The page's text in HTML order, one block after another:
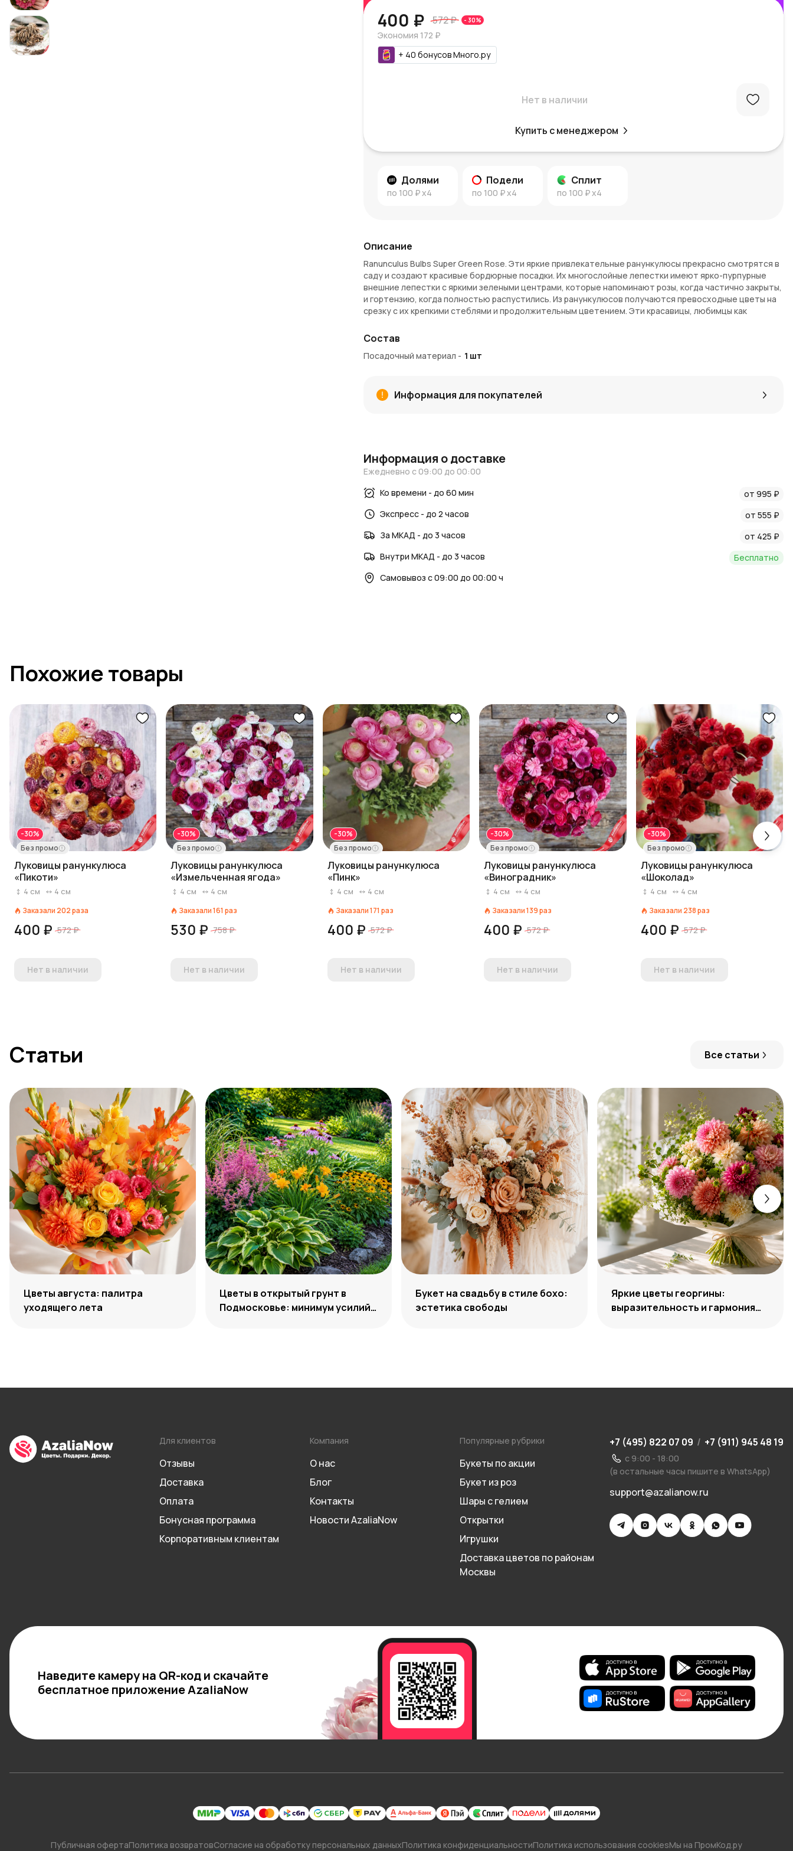
400 ₽ 572 ₽ - 30%
Экономия 172 ₽
+ 40 бонусовМного.ру
Нет в наличии
Купить с менеджером
Долями
по 100 ₽x4
Подели
по 100 ₽x4
Сплит
по 100 ₽x4
Описание
Ranunculus Bulbs Super Green Rose. Эти яркие привлекательные ранункулюсы прекрасно смотрятся в
саду и создают красивые бордюрные посадки. Их многослойные лепестки имеют ярко-пурпурные
внешние лепестки с яркими зелеными центрами, которые напоминают розы, когда частично закрыты,
и гортензию, когда полностью распустились. Из ранункулюсов получаются превосходные цветы на
срезку с их крепкими стеблями и продолжительным цветением. Эти красавицы, любимцы как
любого цветника или контейнера.
Состав
Посадочный материал - 1 шт
Информация для покупателей
Информация о доставке
Ежедневно с 09:00 до 00:00
Ко времени - до 60 мин
от 995 ₽
Экспресс - до 2 часов
от 555 ₽
За МКАД - до 3 часов
от 425 ₽
Внутри МКАД - до 3 часов
Бесплатно
Самовывоз с 09:00 до 00:00 ч
Похожие товары
-30%
Без промо
Луковицы ранункулюса
«Пикоти»
4 см 4 см
Заказали 202раза
400 ₽ 572 ₽
Нет в наличии
-30%
Без промо
Луковицы ранункулюса
«Измельченная ягода»
4 см 4 см
Заказали161 раз
530 ₽ 758 ₽
Нет в наличии
-30%
Без промо
Луковицы ранункулюса
«Пинк»
4 см 4 см
Заказали171 раз
400 ₽ 572 ₽
Нет в наличии
-30%
Без промо
Луковицы ранункулюса
«Виноградник»
4 см 4 см
Заказали139раз
400 ₽ 572 ₽
Нет в наличии
-30%
Без промо
Луковицы ранункулюса
«Шоколад»
4 см 4 см
Заказали 238раз
400 ₽ 572 ₽
Нет в наличии
Статьи Все статьи
Цветы августа: палитра
уходящего лета
Цветы в открытый грунт в
Подмосковье: минимум усилий,
Букет на свадьбу в стиле бохо:
эстетика свободы
Яркие цветы георгины:
выразительность и гармония
Для клиентов
Отзывы
Доставка
Оплата
Бонусная программа
Корпоративным клиентам
Компания
О нас
Блог
Контакты
Новости AzaliaNow
Популярные рубрики
Букеты по акции
Букет из роз
Шары с гелием
Открытки
Игрушки
Доставка цветов по районам
Москвы
+7 (495) 822 07 09 / +7 (911) 945 48 19
с 9:00 - 18:00
(в остальные часы пишите в WhatsApp)
support@azalianow.ru
Наведите камеру на QR-код и скачайте
бесплатное приложение AzaliaNow
Публичная офертаПолитика возвратовСогласие на обработку персональных данныхПолитика конфиденциальностиПолитика использования cookiesМы на ПромКод.ру